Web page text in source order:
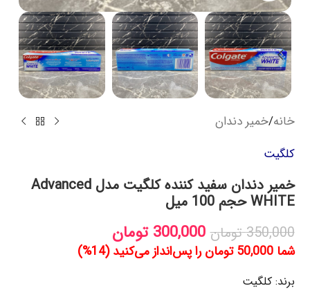
خانه/خمیر دندان
کلگیت
خمیر دندان سفید کننده کلگیت مدل Advanced
WHITE حجم 100 میل
350,000تومان 300,000 تومان
شما50,000 تومانرا پس‌انداز می‌کنید (14
%)
برند: کلگیت